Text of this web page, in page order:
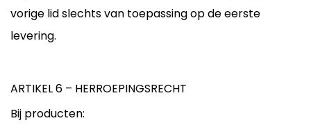
vorige lid slechts van toepassing op de eerste
levering.
ARTIKEL 6 – HERROEPINGSRECHT
Bij producten: